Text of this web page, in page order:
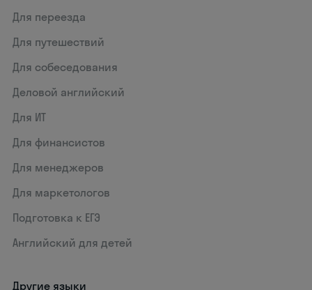
Для переезда
Для путешествий
Для собеседования
Деловой английский
Для ИТ
Для финансистов
Для менеджеров
Для маркетологов
Подготовка к ЕГЭ
Английский для детей
Другие языки